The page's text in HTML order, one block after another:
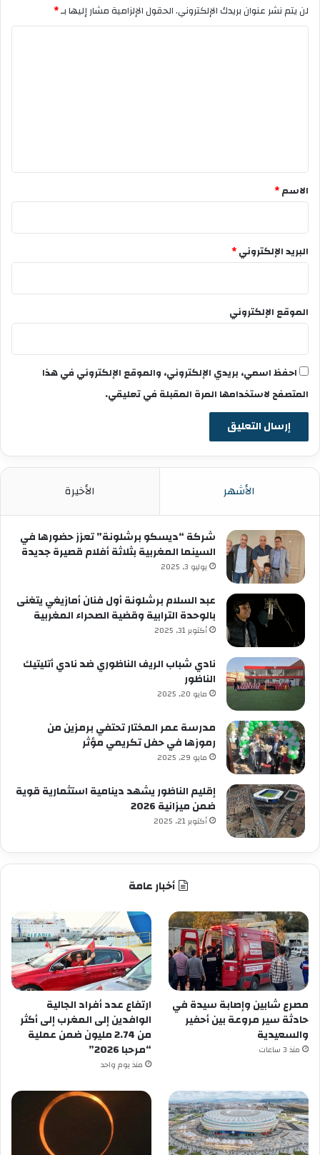
لن يتم نشر عنوان بريدك الإلكتروني.الحقول الإلزامية مشار إليها بـ*
*
الاسم*
البريد الإلكتروني*
الموقع الإلكتروني
احفظ اسمي، بريدي الإلكتروني، والموقع الإلكتروني في هذا
المتصفح لاستخدامها المرة المقبلة في تعليقي.
الأشهر الأخيرة
شركة “ديسكو برشلونة” تعزز حضورها في
السينما المغربية بثلاثة أفلام قصيرة جديدة
يوليو 3, 2025
عبد السلام برشلونة أول فنان أمازيغي يتغنى
بالوحدة الترابية وقضية الصحراء المغربية
أكتوبر 31, 2025
نادي شباب الريف الناظوري ضد نادي أتليتيك
الناظور
مايو 20, 2025
مدرسة عمر المختار تحتفي برمزين من
رموزها في حفل تكريمي مؤثر
مايو 29, 2025
إقليم الناظور يشهد دينامية استثمارية قوية
ضمن ميزانية 2026
أكتوبر 21, 2025
أخبار عامة
مصرع شابين وإصابة سيدة في
حادثة سير مروعة بين أحفير
والسعيدية
منذ 3 ساعات
ارتفاع عدد أفراد الجالية
الوافدين إلى المغرب إلى أكثر
من 2.74 مليون ضمن عملية
“مرحبا 2026”
منذ يوم واحد